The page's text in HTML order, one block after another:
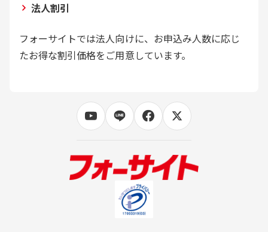
法人割引
フォーサイトでは法人向けに、お申込み人数に応じ
たお得な割引価格をご用意しています。